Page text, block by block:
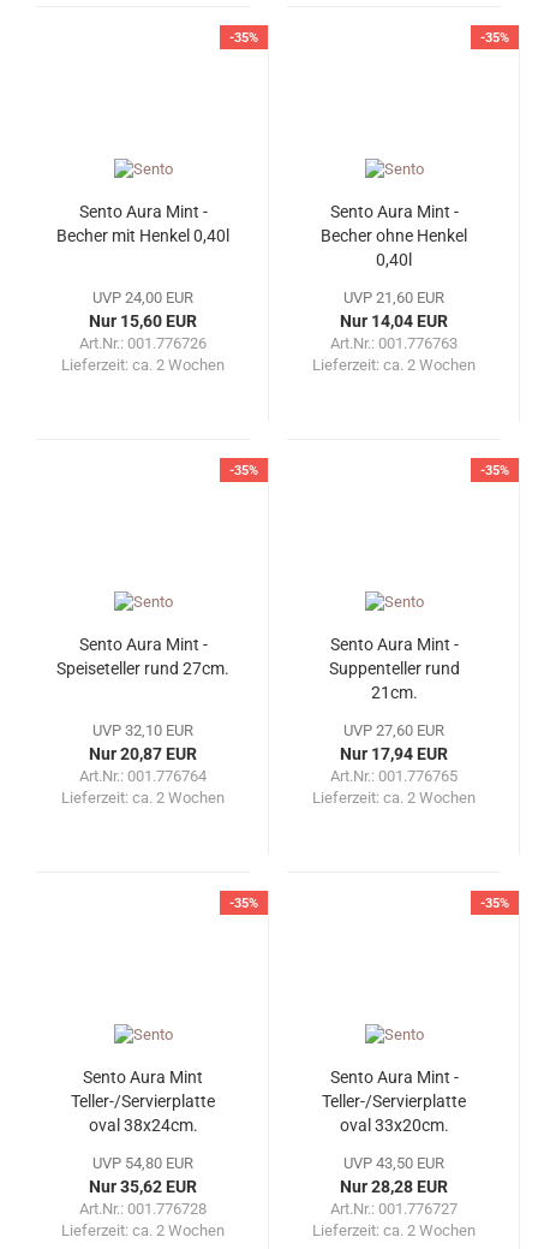
-35%
Sento Aura Mint -
Becher mit Henkel 0,40l
UVP 24,00 EUR
Nur 15,60 EUR
Art.Nr.: 001.776726
Lieferzeit: ca. 2 Wochen
-35%
Sento Aura Mint -
Becher ohne Henkel
0,40l
UVP 21,60 EUR
Nur 14,04 EUR
Art.Nr.: 001.776763
Lieferzeit: ca. 2 Wochen
-35%
Sento Aura Mint -
Speiseteller rund 27cm.
UVP 32,10 EUR
Nur 20,87 EUR
Art.Nr.: 001.776764
Lieferzeit: ca. 2 Wochen
-35%
Sento Aura Mint -
Suppenteller rund
21cm.
UVP 27,60 EUR
Nur 17,94 EUR
Art.Nr.: 001.776765
Lieferzeit: ca. 2 Wochen
-35%
Sento Aura Mint
Teller-/Servierplatte
oval 38x24cm.
UVP 54,80 EUR
Nur 35,62 EUR
Art.Nr.: 001.776728
Lieferzeit: ca. 2 Wochen
-35%
Sento Aura Mint -
Teller-/Servierplatte
oval 33x20cm.
UVP 43,50 EUR
Nur 28,28 EUR
Art.Nr.: 001.776727
Lieferzeit: ca. 2 Wochen